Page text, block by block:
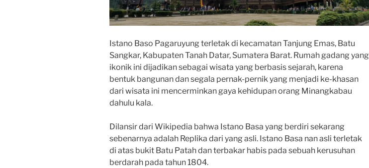
Istano Baso Pagaruyung terletak di kecamatan Tanjung Emas, Batu
Sangkar, Kabupaten Tanah Datar, Sumatera Barat. Rumah gadang yang
ikonik ini dijadikan sebagai wisata yang berbasis sejarah, karena
bentuk bangunan dan segala pernak-pernik yang menjadi ke-khasan
dari wisata ini mencerminkan gaya kehidupan orang Minangkabau
dahulu kala.
Dilansir dari Wikipedia bahwa Istano Basa yang berdiri sekarang
sebenarnya adalah Replika dari yang asli. Istano Basa nan asli terletak
di atas bukit Batu Patah dan terbakar habis pada sebuah kerusuhan
berdarah pada tahun 1804.